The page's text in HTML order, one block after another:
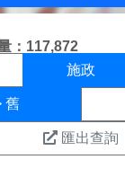
：117,872
結果
施政
舊
匯出查詢